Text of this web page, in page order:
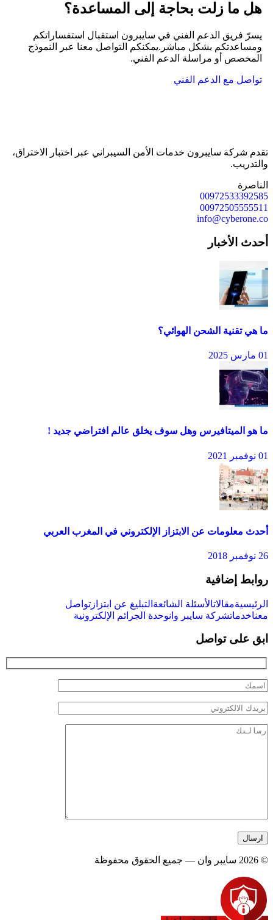
هل ما زلت بحاجة إلى المساعدة؟
يسرّ فريق الدعم الفني في سايبرون استقبال استفساراتكم
ومساعدتكم بشكل مباشر. يمكنكم التواصل معنا عبر النموذج
المخصص أو مراسلة الدعم الفني.
تواصل مع الدعم الفني
تقدم شركة سايبرون خدمات الأمن السيبراني عبر اختبار الاختراق،
والتدريب.
الناصرة
00972533392585
00972505555511
info@cyberone.co
أحدث الأخبار
ما هي تقنية الشحن الهوائي؟
01 مارس 2025
ما هو الميتافيرس وهل سوف يخلق عالم افتراضي جديد !
01 نوفمبر 2021
أحدث معلومات عن الابتزاز الإلكتروني في المغرب العربي
26 نوفمبر 2018
روابط إضافية
الرئيسيةمقالاتالأسئلة الشائعة التبليغ عن ابتزاز تواصل
معناخدماتشركة سايبر وانوحدة الجرائم الإلكترونية
ابق على تواصل
© 2026 سايبر وان — جميع الحقوق محفوظة